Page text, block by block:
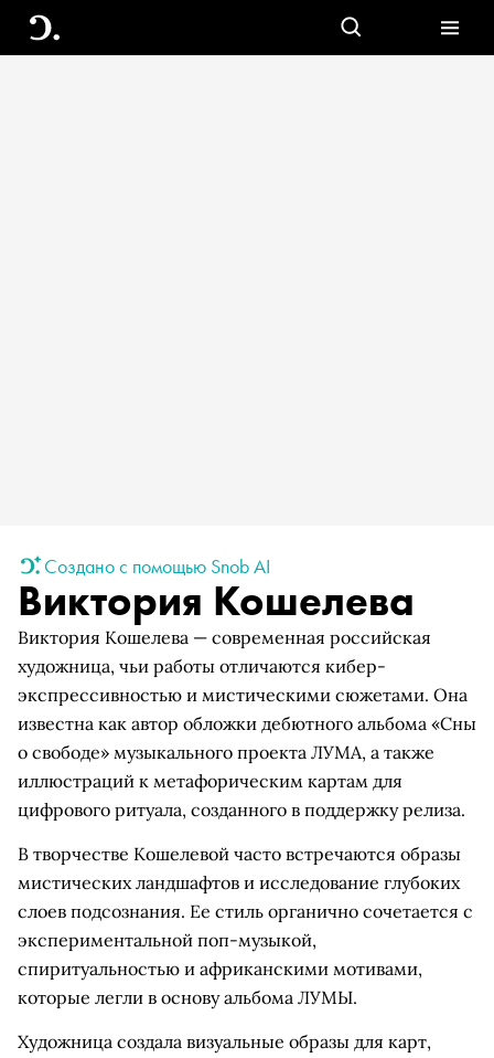
Создано с помощью Snob AI
Виктория Кошелева
Виктория Кошелева — современная российская
художница, чьи работы отличаются кибер-
экспрессивностью и мистическими сюжетами. Она
известна как автор обложки дебютного альбома «Сны
о свободе» музыкального проекта ЛУМА, а также
иллюстраций к метафорическим картам для
цифрового ритуала, созданного в поддержку релиза.
В творчестве Кошелевой часто встречаются образы
мистических ландшафтов и исследование глубоких
слоев подсознания. Ее стиль органично сочетается с
экспериментальной поп-музыкой,
спиритуальностью и африканскими мотивами,
которые легли в основу альбома ЛУМЫ.
Художница создала визуальные образы для карт,